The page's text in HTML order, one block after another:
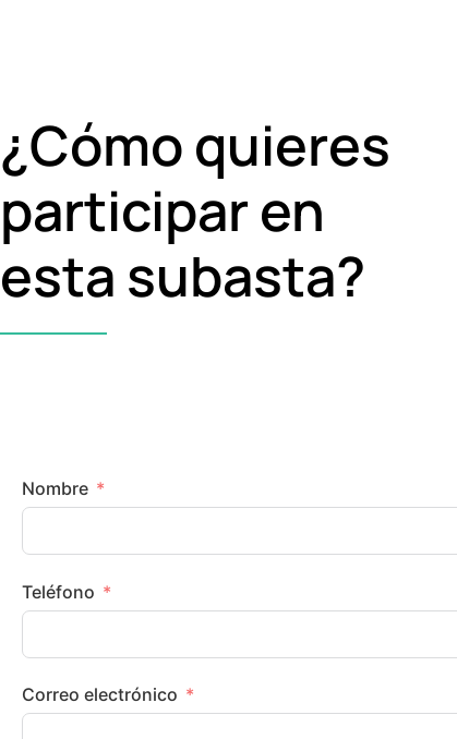
¿Cómo quieres
participar en
esta subasta?
Nombre
Teléfono
Correo electrónico